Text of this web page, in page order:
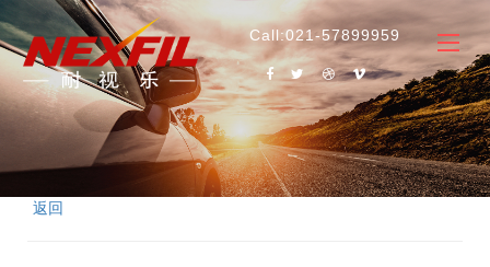
Call:021-57899959
返回